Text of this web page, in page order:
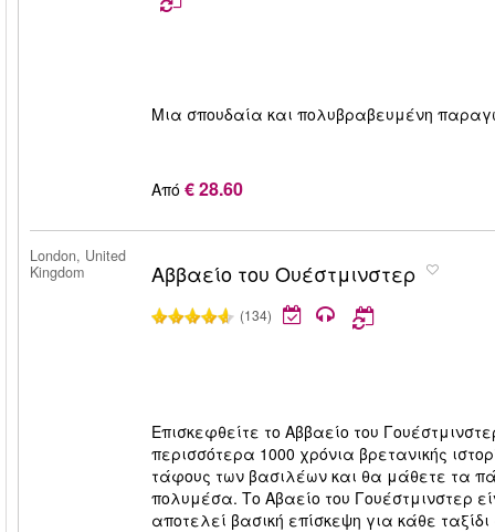
Μια σπουδαία και πολυβραβευμένη
Από € 28.60
London, United
Kingdom
Αββαείο του Ουέστμινστερ
(134)
Επισκεφθείτε το Αββαείο του
περισσότερα 1000 χρόνια βρετανικής
τάφους των βασιλέων και θα μάθετε τα
πολυμέσα. Το Αβαείο του Γουέστμινστερ
αποτελεί βασική επίσκεψη για κάθε ταξίδι